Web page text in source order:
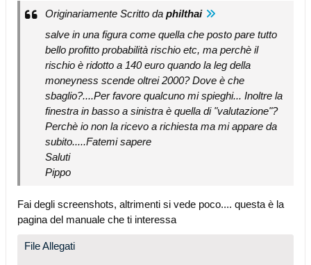
Originariamente Scritto da philthai
salve in una figura come quella che posto pare tutto
bello profitto probabilità rischio etc, ma perchè il
rischio è ridotto a 140 euro quando la leg della
moneyness scende oltrei 2000? Dove è che
sbaglio?....Per favore qualcuno mi spieghi... Inoltre la
finestra in basso a sinistra è quella di "valutazione"?
Perchè io non la ricevo a richiesta ma mi appare da
subito.....Fatemi sapere
Saluti
Pippo
Fai degli screenshots, altrimenti si vede poco.... questa è la
pagina del manuale che ti interessa
File Allegati